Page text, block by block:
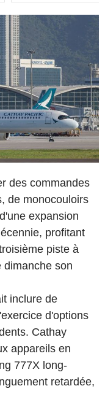
des commandes
de monocouloirs
expansion
profitant
piste à
dimanche son
inclure de
d'options
Cathay
appareils en
777X long-
retardée,